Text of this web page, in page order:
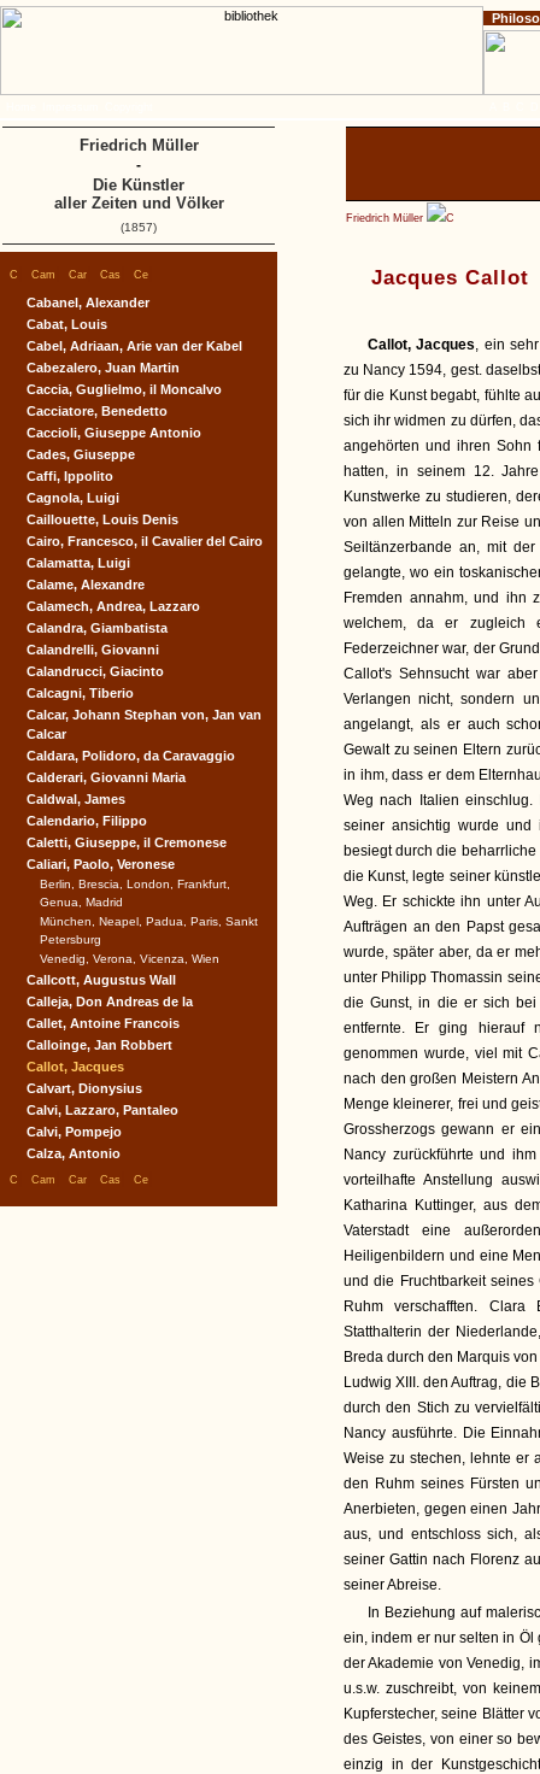
Friedrich Müller C
Jacques Callot
Callot, Jacques, ein
zu Nancy 1594, gest.
für die Kunst begabt, fühlte
sich ihr widmen zu dürfen,
angehörten und ihren Sohn
hatten, in seinem 12.
Kunstwerke zu studieren,
von allen Mitteln zur Reise
Seiltänzerbande an, mit
gelangte, wo ein
Fremden annahm, und ihn
welchem, da er zugleich
Federzeichner war, der
Callot's Sehnsucht war
Verlangen nicht, sondern
angelangt, als er auch
Gewalt zu seinen Eltern
in ihm, dass er dem
Weg nach Italien
seiner ansichtig wurde
besiegt durch die
die Kunst, legte seiner
Weg. Er schickte ihn unter
Aufträgen an den Papst
wurde, später aber, da er
unter Philipp Thomassin
die Gunst, in die er sich
entfernte. Er ging hierauf
genommen wurde, viel mit
nach den großen Meistern
Menge kleinerer, frei und
Grossherzogs gewann er
Nancy zurückführte und
vorteilhafte Anstellung
Katharina Kuttinger, aus
Vaterstadt eine
Heiligenbildern und eine
und die Fruchtbarkeit
Ruhm verschafften.
Statthalterin der
Breda durch den Marquis
Ludwig XIII. den Auftrag, die
durch den Stich zu
Nancy ausführte. Die
Weise zu stechen, lehnte er
den Ruhm seines Fürsten
Anerbieten, gegen einen
aus, und entschloss sich,
seiner Gattin nach Florenz
seiner Abreise.
In Beziehung auf
ein, indem er nur selten in
der Akademie von Venedig,
u.s.w. zuschreibt, von
Kupferstecher, seine Blätter
des Geistes, von einer so
einzig in der
C Cam Car Cas Ce
Cabanel, Alexander
Cabat, Louis
Cabel, Adriaan, Arie van der Kabel
Cabezalero, Juan Martin
Caccia, Guglielmo, il Moncalvo
Cacciatore, Benedetto
Caccioli, Giuseppe Antonio
Cades, Giuseppe
Caffi, Ippolito
Cagnola, Luigi
Caillouette, Louis Denis
Cairo, Francesco, il Cavalier del Cairo
Calamatta, Luigi
Calame, Alexandre
Calamech, Andrea, Lazzaro
Calandra, Giambatista
Calandrelli, Giovanni
Calandrucci, Giacinto
Calcagni, Tiberio
Calcar, Johann Stephan von, Jan van
Calcar
Caldara, Polidoro, da Caravaggio
Calderari, Giovanni Maria
Caldwal, James
Calendario, Filippo
Caletti, Giuseppe, il Cremonese
Caliari, Paolo, Veronese
Berlin, Brescia, London, Frankfurt,
Genua, Madrid
München, Neapel, Padua, Paris, Sankt
Petersburg
Venedig, Verona, Vicenza, Wien
Callcott, Augustus Wall
Calleja, Don Andreas de la
Callet, Antoine Francois
Calloinge, Jan Robbert
Callot, Jacques
Calvart, Dionysius
Calvi, Lazzaro, Pantaleo
Calvi, Pompejo
Calza, Antonio
C Cam Car Cas Ce
Friedrich Müller
-
Die Künstler
aller Zeiten und Völker
(1857)